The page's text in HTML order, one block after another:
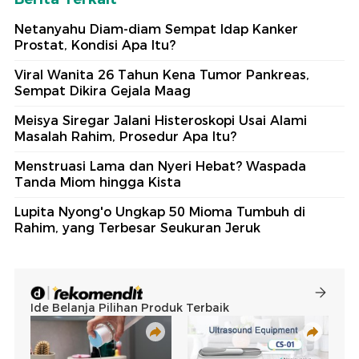
Netanyahu Diam-diam Sempat Idap Kanker
Prostat, Kondisi Apa Itu?
Viral Wanita 26 Tahun Kena Tumor Pankreas,
Sempat Dikira Gejala Maag
Meisya Siregar Jalani Histeroskopi Usai Alami
Masalah Rahim, Prosedur Apa Itu?
Menstruasi Lama dan Nyeri Hebat? Waspada
Tanda Miom hingga Kista
Lupita Nyong'o Ungkap 50 Mioma Tumbuh di
Rahim, yang Terbesar Seukuran Jeruk